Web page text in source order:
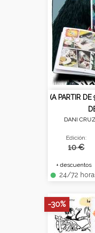
(A PARTIR DE
DANI
Edición:
10 €
+ descuentos
fiber_manual_record 24/72
-30%